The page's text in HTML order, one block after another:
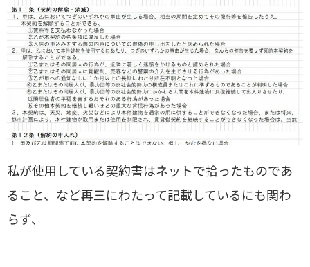
私が使用している契約書はネットで拾ったものであ
ること、など再三にわたって記載しているにも関わ
らず、